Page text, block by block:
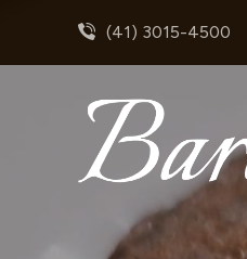
(41) 3015-4500